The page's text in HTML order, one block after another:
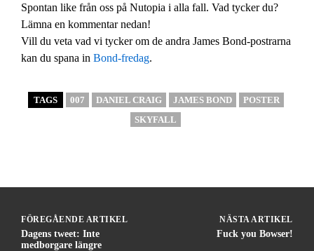
Spontan like från oss på Nutopia i alla fall. Vad tycker du?
Lämna en kommentar nedan!
Vill du veta vad vi tycker om de andra James Bond-postrarna
kan du spana in Bond-fredag.
TAGS 007 DANIEL CRAIG JAMES BOND
POSTER
SKYFALL
FÖREGÅENDE ARTIKEL
Dagens tweet: Inte
medborgare längre
NÄSTA ARTIKEL
Fuck you Bowser!